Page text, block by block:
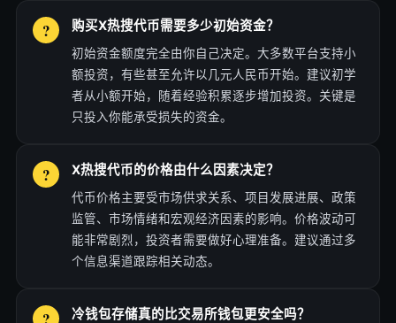
购买X热搜代币需要多少初始资金？
初始资金额度完全由你自己决定。大多数平台支持小
额投资，有些甚至允许以几元人民币开始。建议初学
者从小额开始，随着经验积累逐步增加投资。关键是
只投入你能承受损失的资金。
X热搜代币的价格由什么因素决定？
代币价格主要受市场供求关系、项目发展进展、政策
监管、市场情绪和宏观经济因素的影响。价格波动可
能非常剧烈，投资者需要做好心理准备。建议通过多
个信息渠道跟踪相关动态。
冷钱包存储真的比交易所钱包更安全吗？